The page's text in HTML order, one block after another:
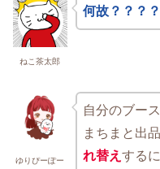
ねこ茶太郎
何故？？？？
ゆりぴーぽー
自分のブー
まちまと出
れ替え する